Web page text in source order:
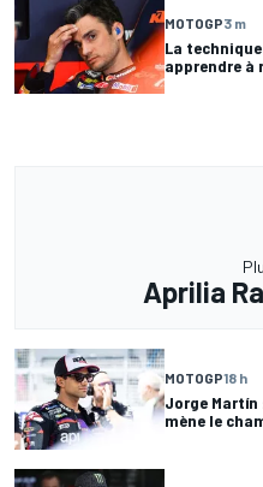
MOTOGP3 m
La
apprendre à
Aprilia
MOTOGP18 h
Jorge
mène le